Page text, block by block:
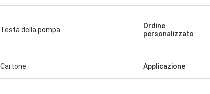
Testa della pompa
Ordine
personalizzato
Cartone Applicazione